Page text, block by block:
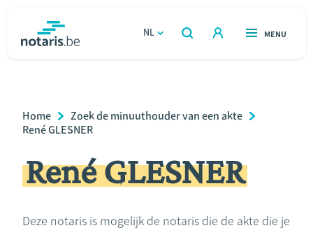
gaan
NL
OPEN
ZOEKEN
OPEN
MENU
Relatie & samenleven
Erven & schenken
Breadcrumb
Home
Zoek de minuuthouder van een akte
René GLESNER
René GLESNER
Deze notaris is mogelijk de notaris die de akte die je